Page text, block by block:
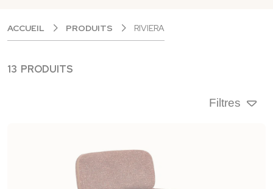
ACCUEIL PRODUITS RIVIERA
13 PRODUITS
Filtres